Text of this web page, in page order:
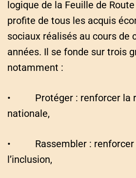
logique de la Feuille de
profite de tous les acquis
sociaux réalisés au cours de
années. Il se fonde sur trois
notamment :
• Protéger : renforcer la
nationale,
• Rassembler : renforcer
l’inclusion,